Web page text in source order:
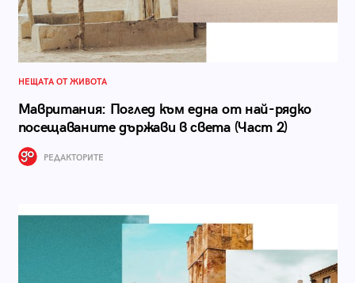
НЕЩАТА ОТ ЖИВОТА
Мавритания: Поглед към една от най-рядко
посещаваните държави в света (Част 2)
РЕДАКТОРИТЕ